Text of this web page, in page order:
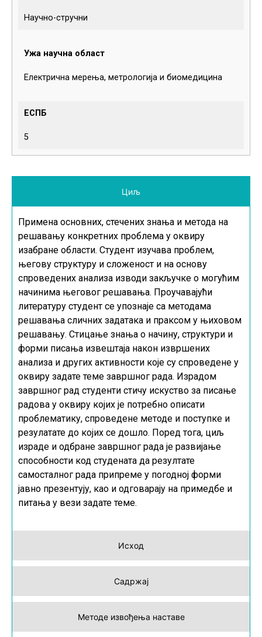
Научно-стручни
Ужа научна област
Електрична мерења, метрологија и биомедицина
ЕСПБ
5
Циљ
Исход
Садржај
Методе извођења наставе
Примена основних, стечених знања и метода на
решавању конкретних проблема у оквиру
изабране области. Студент изучава проблем,
његову структуру и сложеност и на основу
спроведених анализа изводи закључке о могућим
начинима његовог решавања. Проучавајући
литературу студент се упознаје са методама
решавања сличних задатака и праксом у њиховом
решавању. Стицање знања о начину, структури и
форми писања извештаја након извршених
анализа и других активности које су спроведене у
оквиру задате теме завршног рада. Израдом
завршног рад студенти стичу искуство за писање
радова у оквиру којих је потребно описати
проблематику, спроведене методе и поступке и
резулатате до којих се дошло. Поред тога, циљ
израде и одбране завршног рада је развијање
способности код студената да резултате
самосталног рада припреме у погодној форми
јавно презентују, као и одговарају на примедбе и
питања у вези задате теме.